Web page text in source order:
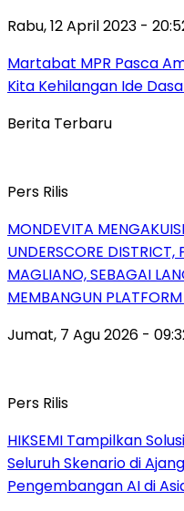
Rabu, 12 April 2023 -
Martabat MPR Pasca
Kita Kehilangan Ide
Berita Terbaru
Pers Rilis
MONDEVITA
UNDERSCORE DISTRICT,
MAGLIANO, SEBAGAI
MEMBANGUN
Jumat, 7 Agu 2026 -
Pers Rilis
HIKSEMI Tampilkan
Seluruh Skenario di
Pengembangan AI di